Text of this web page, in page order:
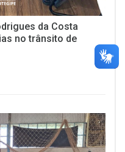
da Costa
no trânsito de